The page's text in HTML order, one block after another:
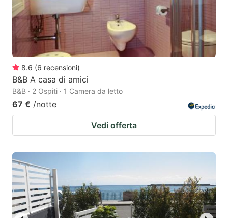
8.6 (6 recensioni)
B&B A casa di amici
B&B · 2 Ospiti · 1 Camera da letto
67 € /notte
Vedi offerta